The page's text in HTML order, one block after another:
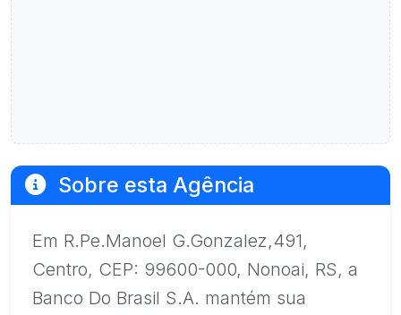
Sobre esta Agência
Em R.Pe.Manoel G.Gonzalez,491,
Centro, CEP: 99600-000, Nonoai, RS, a
Banco Do Brasil S.A. mantém sua